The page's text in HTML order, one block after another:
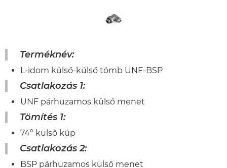
Terméknév:
L-idom külső-külső tömb UNF-BSP
Csatlakozás 1:
UNF párhuzamos külső menet
Tömítés 1:
74° külső kúp
Csatlakozás 2:
BSP párhuzamos külső menet